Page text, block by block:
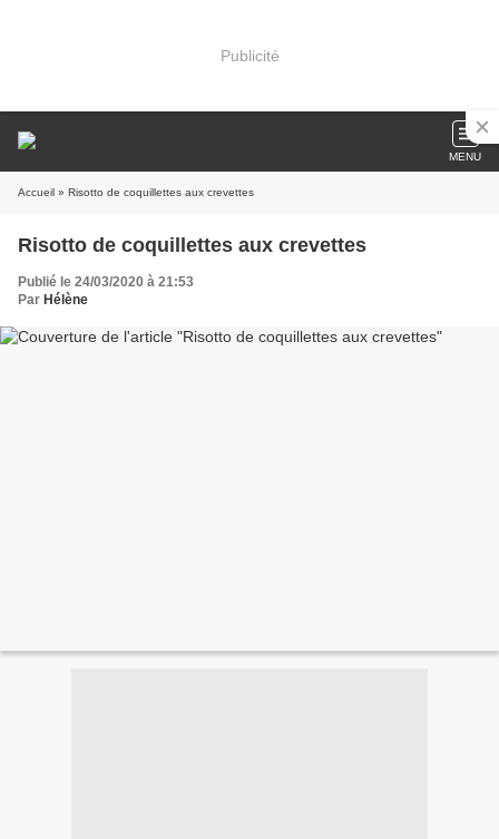
Publicité
MENU
Accueil » Risotto de coquillettes aux crevettes
Risotto de coquillettes aux crevettes
Publié le 24/03/2020 à 21:53
Par Hélène